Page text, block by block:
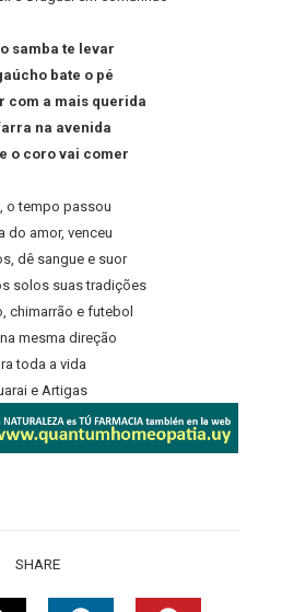
samba te levar
bate o pé
com a mais querida
na avenida
o coro vai comer
o tempo passou
do amor, venceu
dê sangue e suor
solos suas tradições
chimarrão e futebol
mesma direção
toda a vida
e Artigas
SHARE